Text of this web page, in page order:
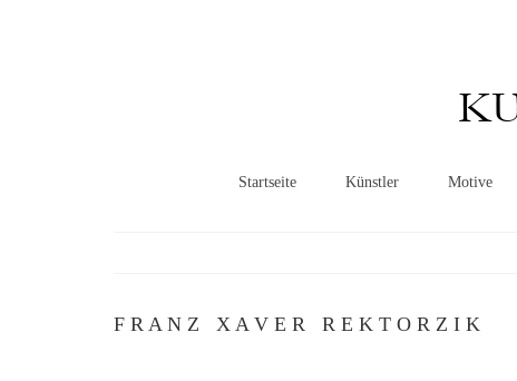
Startseite Künstler Motive
F R A N Z X A V E R R E K T O R Z I K